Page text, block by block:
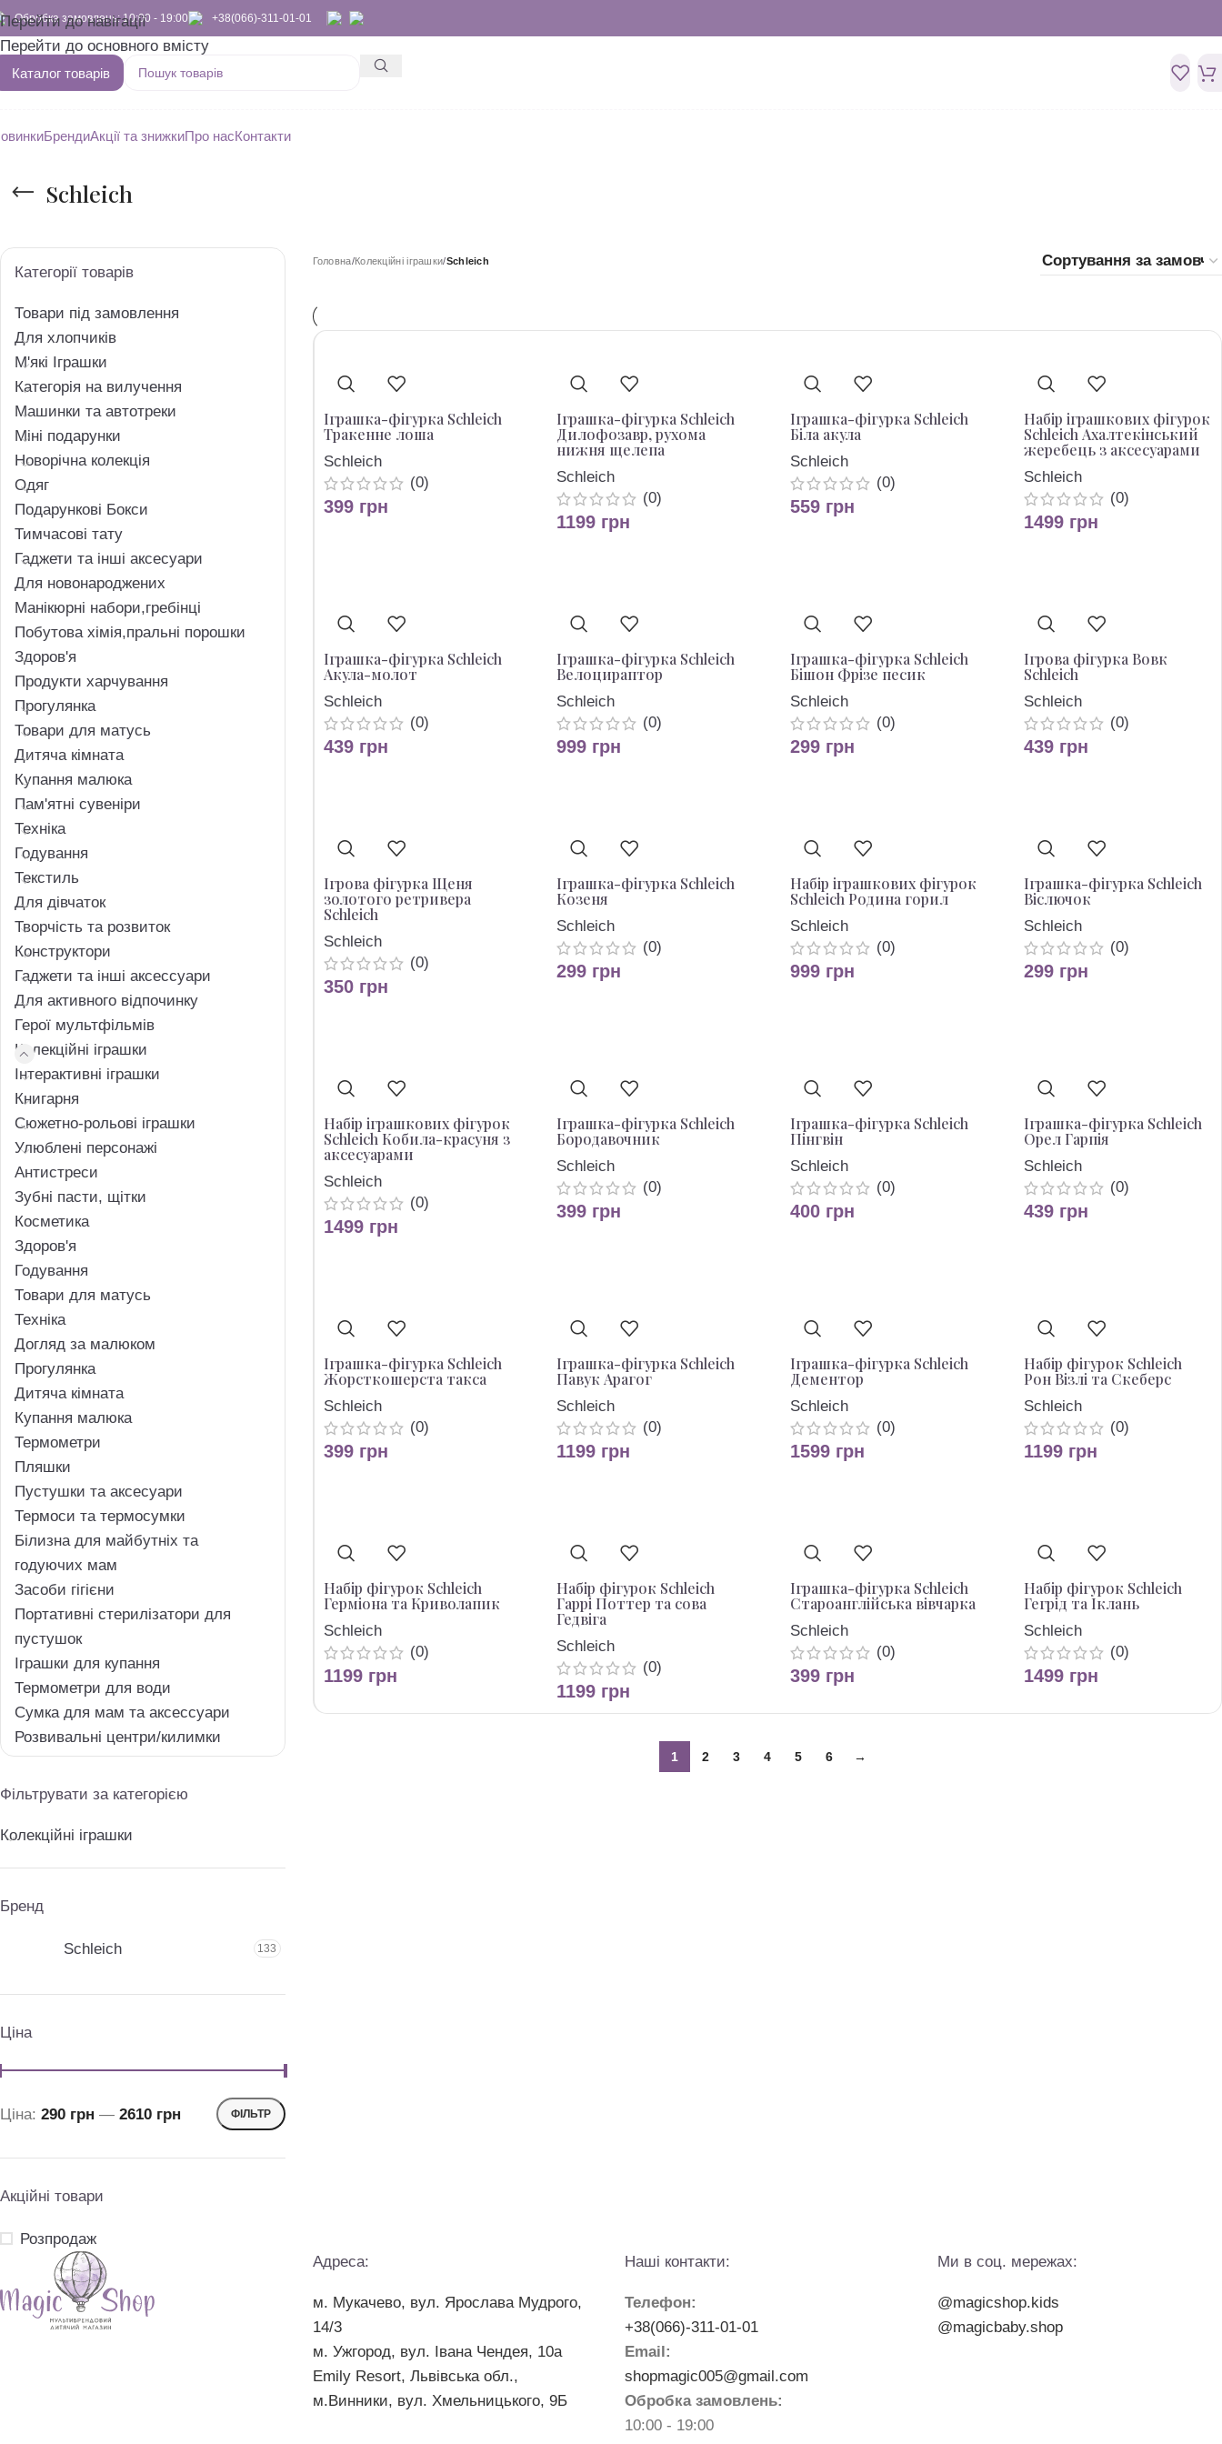
Перейти до навігації
Перейти до основного вмісту
Обробка замовлень: 10:00 - 19:00 +38(066)-311-01-01
Каталог товарів
БрендиАкції та знижкиПро насКонтакти
Schleich
Категорії товарів
Товари під замовлення
Для хлопчиків
M'які Іграшки
Категорія на вилучення
Машинки та автотреки
Міні подарунки
Новорічна колекція
Одяг
Подарункові Бокси
Тимчасові тату
Гаджети та інші аксесуари
Для новонароджених
Манікюрні набори,гребінці
Побутова хімія,пральні порошки
Здоров'я
Продукти харчування
Прогулянка
Товари для матусь
Дитяча кімната
Купання малюка
Пам'ятні сувеніри
Техніка
Годування
Текстиль
Для дівчаток
Творчість та розвиток
Конструктори
Гаджети та інші аксессуари
Для активного відпочинку
Герої мультфільмів
Колекційні іграшки
Інтерактивні іграшки
Книгарня
Сюжетно-рольові іграшки
Улюблені персонажі
Антистреси
Зубні пасти, щітки
Косметика
Здоров'я
Годування
Товари для матусь
Техніка
Догляд за малюком
Прогулянка
Дитяча кімната
Купання малюка
Термометри
Пляшки
Пустушки та аксесуари
Термоси та термосумки
Білизна для майбутніх та
годуючих мам
Засоби гігієни
Портативні стерилізатори для
пустушок
Іграшки для купання
Термометри для води
Сумка для мам та аксессуари
Розвивальні центри/килимки
Фільтрувати за категорією
Колекційні іграшки
Бренд
Schleich 133
Ціна
ФІЛЬТР
Ціна: 290 грн — 2610 грн
Акційні товари
Розпродаж
Головна/Колекційні іграшки/Schleich
Іграшка-фігурка Schleich
Тракенне лоша
Schleich
(0)
399 грн
Іграшка-фігурка Schleich
Дилофозавр, рухома
нижня щелепа
Schleich
(0)
1199 грн
Іграшка-фігурка Schleich
Біла акула
Schleich
(0)
559 грн
Набір іграшкових фігурок
Schleich Ахалтекінський
жеребець з аксесуарами
Schleich
(0)
1499 грн
Іграшка-фігурка Schleich
Акула-молот
Schleich
(0)
439 грн
Іграшка-фігурка Schleich
Велоцираптор
Schleich
(0)
999 грн
Іграшка-фігурка Schleich
Бішон Фрізе песик
Schleich
(0)
299 грн
Ігрова фігурка Вовк
Schleich
Schleich
(0)
439 грн
Ігрова фігурка Щеня
золотого ретривера
Schleich
Schleich
(0)
350 грн
Іграшка-фігурка Schleich
Козеня
Schleich
(0)
299 грн
Набір іграшкових фігурок
Schleich Родина горил
Schleich
(0)
999 грн
Іграшка-фігурка Schleich
Віслючок
Schleich
(0)
299 грн
Набір іграшкових фігурок
Schleich Кобила-красуня з
аксесуарами
Schleich
(0)
1499 грн
Іграшка-фігурка Schleich
Бородавочник
Schleich
(0)
399 грн
Іграшка-фігурка Schleich
Пінгвін
Schleich
(0)
400 грн
Іграшка-фігурка Schleich
Орел Гарпія
Schleich
(0)
439 грн
Іграшка-фігурка Schleich
Жорсткошерста такса
Schleich
(0)
399 грн
Іграшка-фігурка Schleich
Павук Арагог
Schleich
(0)
1199 грн
Іграшка-фігурка Schleich
Дементор
Schleich
(0)
1599 грн
Набір фігурок Schleich
Рон Візлі та Скеберс
Schleich
(0)
1199 грн
Набір фігурок Schleich
Герміона та Криволапик
Schleich
(0)
1199 грн
Набір фігурок Schleich
Гаррі Поттер та сова
Гедвіга
Schleich
(0)
1199 грн
Іграшка-фігурка Schleich
Староанглійська вівчарка
Schleich
(0)
399 грн
Набір фігурок Schleich
Гегрід та Іклань
Schleich
(0)
1499 грн
1 2 3 4 5 6 →
Адреса:
м. Мукачево, вул. Ярослава Мудрого,
14/3
м. Ужгород, вул. Івана Чендея, 10а
Emily Resort, Львівська обл.,
м.Винники, вул. Хмельницького, 9Б
Наші контакти:
Телефон:
+38(066)-311-01-01
Email:
shopmagic005@gmail.com
Обробка замовлень:
10:00 - 19:00
Ми в соц. мережах:
@magicshop.kids
@magicbaby.shop